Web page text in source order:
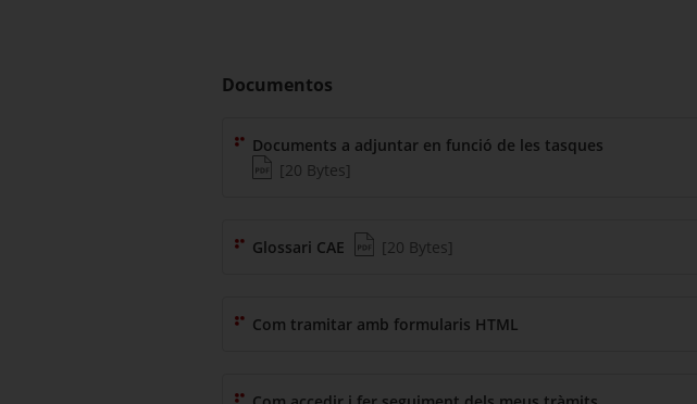
Documentos
Documents a adjuntar en funció de les tasques
(Peso del fichero)
[20 Bytes]
Glossari CAE (Tipo de fichero pdf)
(Peso del fichero)
[20 Bytes]
Com tramitar amb formularis HTML